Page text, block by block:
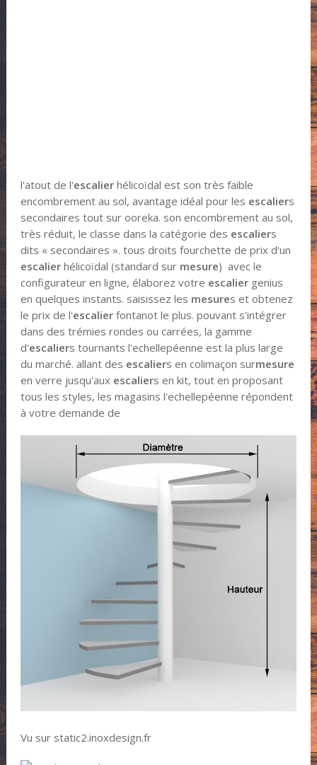
l'atout de l'escalierhélicoïdal est son très faible
encombrement au sol, avantage idéal pour les escaliers
secondaires tout sur ooreka. son encombrement au sol,
très réduit, le classe dans la catégorie des escaliers
dits « secondaires ». tous droits fourchette de prix d'un
escalierhélicoïdal (standard sur mesure) avec le
configurateur en ligne, élaborez votre escaliergenius
en quelques instants. saisissez les mesures et obtenez
le prix de l'escalierfontanot le plus. pouvant s'intégrer
dans des trémies rondes ou carrées, la gamme
d'escaliers tournants l'echellepéenne est la plus large
du marché. allant des escaliers en colimaçon surmesure
en verre jusqu'aux escaliers en kit, tout en proposant
tous les styles, les magasins l'echellepéenne répondent
à votre demande de
Vu sur static2.inoxdesign.fr